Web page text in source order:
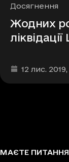
Рубрики
Досягнення
Жодних
Дата та час
12 лис. 2019
МАЄТЕ